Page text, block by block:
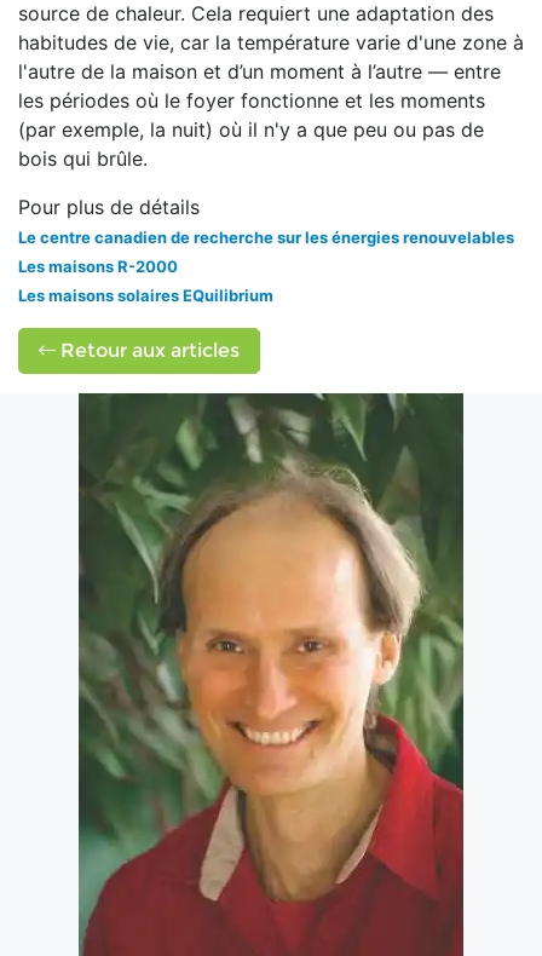
source de chaleur. Cela requiert une adaptation des
habitudes de vie, car la température varie d'une zone à
l'autre de la maison et d’un moment à l’autre — entre
les périodes où le foyer fonctionne et les moments
(par exemple, la nuit) où il n'y a que peu ou pas de
bois qui brûle.
Pour plus de détails
Le centre canadien de recherche sur les énergies renouvelables
Les maisons R-2000
Les maisons solaires EQuilibrium
Retour aux articles